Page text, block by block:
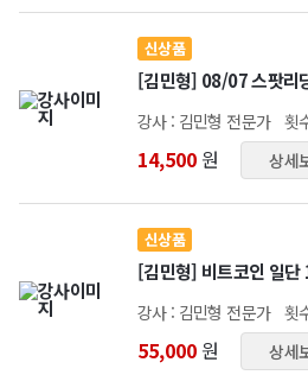
신상품
[김민형] 08/07 스팟리
강사 : 김민형 전문가 횟
14,500 원 상세
신상품
[김민형] 비트코인 일
강사 : 김민형 전문가 횟
55,000 원 상세